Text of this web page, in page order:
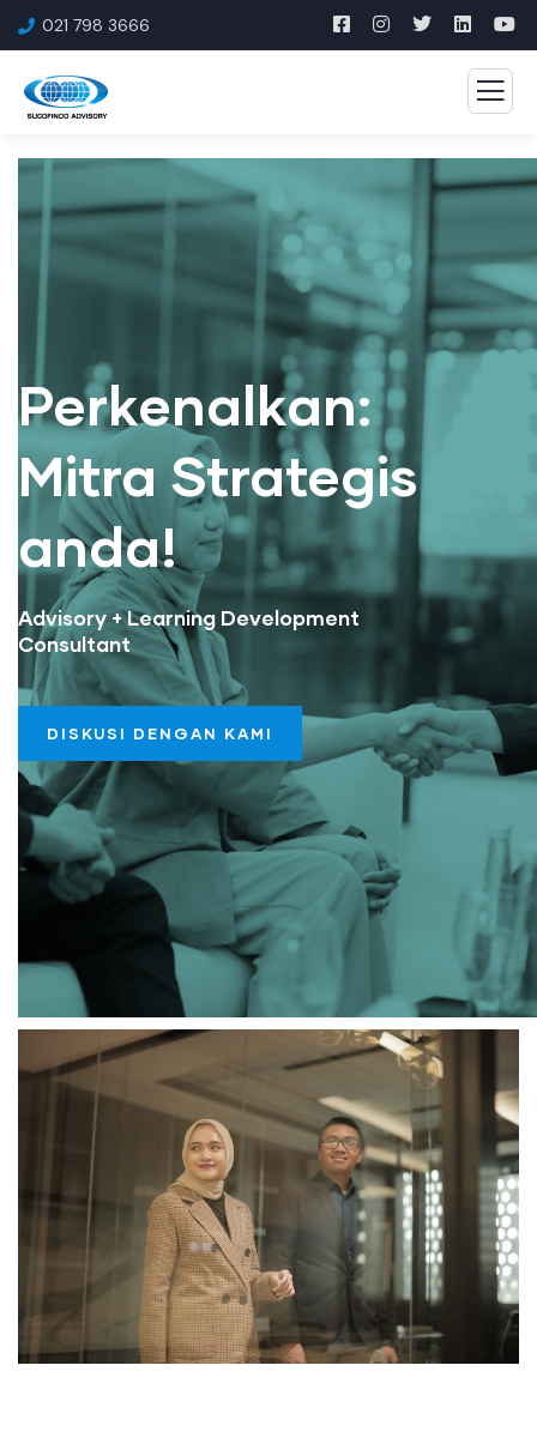
021 798 3666
Perkenalkan:
Mitra Strategis
anda!
Advisory + Learning Development
Consultant
DISKUSI DENGAN KAMI